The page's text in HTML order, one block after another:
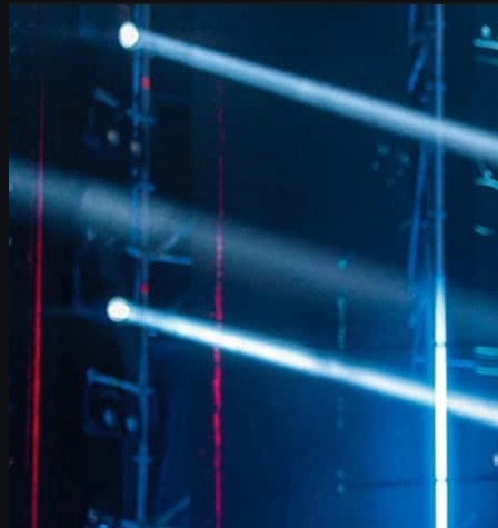
Introduction : FURIA, FalleN et la dernière danse à
Cologne
Le parcours de FURIA à l’IEM Cologne 2026
Les ajustements de FURIA : tempo, système et
mental
Overpass, nouvelle carte clé de FURIA
LANXESS Arena : la dernière danse de FalleN
Analyse du bracket : voie royale ou piège ?
Focus joueur : la montée en puissance de molodoy
9z, l’adversaire piégeux des quarts
CS2, économie et skins : un nouveau terrain de jeu
Guide pratique : bien acheter ses skins CS2 sur
UUSkins
Conclusion : l’héritage de FalleN et la suite pour
FURIA
Introduction : FURIA, FalleN et la dernière danse à Cologne
Gabriel “FalleN” Toledo
vit les dernières pages de son immense
carrière sur Counter-Strike. Après avoir annoncé qu’il prendrait sa
retraite à la fin de l’année, le Brésilien s’offre un dernier run
mythique à l’
IEM Cologne Major 2026
"dernière danse"
dans l’une des arènes
les plus emblématiques de CS.